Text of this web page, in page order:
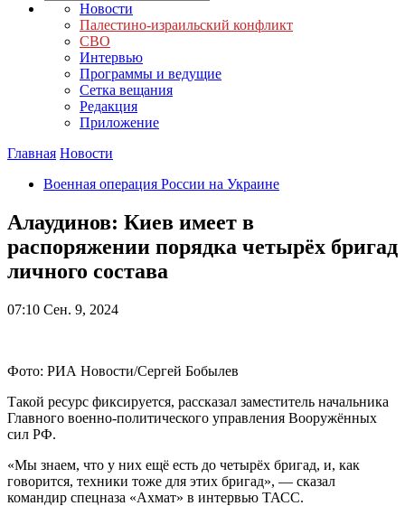
Новости
Палестино-израильский конфликт
СВО
Интервью
Программы и ведущие
Сетка вещания
Редакция
Приложение
Главная Новости
Военная операция России на Украине
Алаудинов: Киев имеет в
распоряжении порядка четырёх бригад
личного состава
07:10 Сен. 9, 2024
Фото: РИА Новости/Сергей Бобылев
Такой ресурс фиксируется, рассказал заместитель начальника
Главного военно-политического управления Вооружённых
сил РФ.
«Мы знаем, что у них ещё есть до четырёх бригад, и, как
говорится, техники тоже для этих бригад», — сказал
командир спецназа «Ахмат» в интервью ТАСС.